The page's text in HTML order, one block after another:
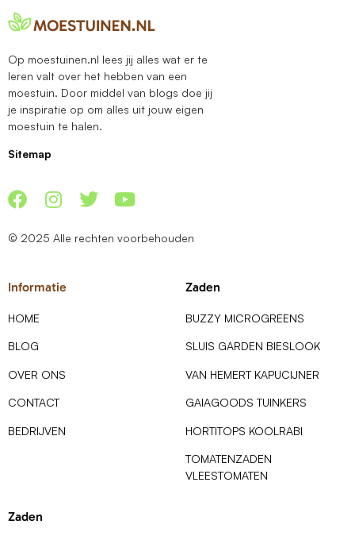
Op moestuinen.nl lees jij alles wat er te
leren valt over het hebben van een
moestuin. Door middel van blogs doe jij
je inspiratie op om alles uit jouw eigen
moestuin te halen.
Sitemap
© 2025 Alle rechten voorbehouden
Informatie
HOME
BLOG
OVER ONS
CONTACT
BEDRIJVEN
Zaden
BUZZY MICROGREENS
SLUIS GARDEN BIESLOOK
VAN HEMERT KAPUCIJNER
GAIAGOODS TUINKERS
HORTITOPS KOOLRABI
TOMATENZADEN
VLEESTOMATEN
Zaden